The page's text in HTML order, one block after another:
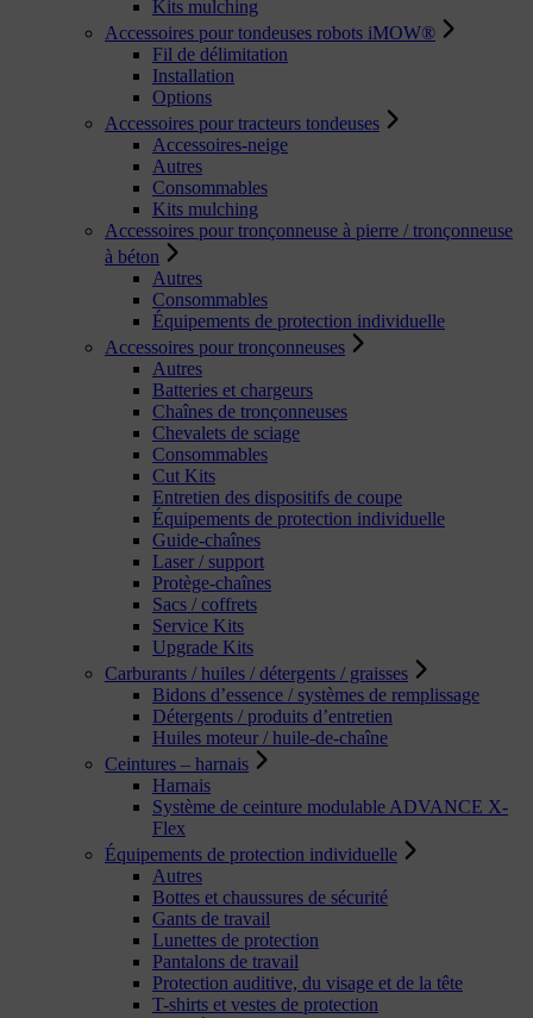
Kits mulching
Accessoires pour tondeuses robots iMOW®
Fil de délimitation
Installation
Options
Accessoires pour tracteurs tondeuses
Accessoires-neige
Autres
Consommables
Kits mulching
Accessoires pour tronçonneuse à pierre / tronçonneuse
à béton
Autres
Consommables
Équipements de protection individuelle
Accessoires pour tronçonneuses
Autres
Batteries et chargeurs
Chaînes de tronçonneuses
Chevalets de sciage
Consommables
Cut Kits
Entretien des dispositifs de coupe
Équipements de protection individuelle
Guide-chaînes
Laser / support
Protège-chaînes
Sacs / coffrets
Service Kits
Upgrade Kits
Carburants / huiles / détergents / graisses
Bidons d’essence / systèmes de remplissage
Détergents / produits d’entretien
Huiles moteur / huile-de-chaîne
Ceintures – harnais
Harnais
Système de ceinture modulable ADVANCE X-
Flex
Équipements de protection individuelle
Autres
Bottes et chaussures de sécurité
Gants de travail
Lunettes de protection
Pantalons de travail
Protection auditive, du visage et de la tête
T-shirts et vestes de protection